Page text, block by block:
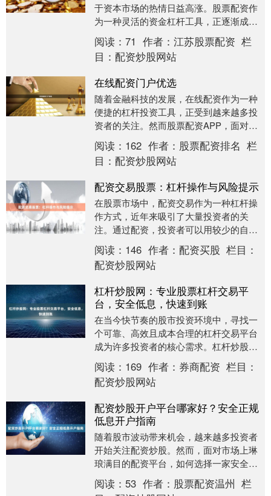
于资本市场的热情日益高涨。股票配资作
为一种灵活的资金杠杆工具，正逐渐成为
本地投资者扩大收益、优化资金配置的重
要选择。本文将为....
阅读： 71 作者： 江苏股票配资 栏
目： 配资炒股网站
在线配资门户优选
随着金融科技的发展，在线配资作为一种
便捷的杠杆投资工具，正受到越来越多投
资者的关注。然而股票配资APP，面对市
场上众多的配资平台，如何辨别真伪、选
择安全可靠的配....
阅读： 162 作者： 股票配资排名 栏
目： 配资炒股网站
配资交易股票：杠杆操作与风险提示
在股票市场中，配资交易作为一种杠杆操
作方式，近年来吸引了大量投资者的关
注。通过配资，投资者可以用较少的自有
资金撬动更大规模的交易，从而放大潜在
收益。然而，杠杆是....
阅读： 146 作者： 配资买股 栏目：
配资炒股网站
杠杆炒股网：专业股票杠杆交易平
台，安全低息，快速到账
在当今快节奏的股市投资环境中，寻找一
个可靠、高效且成本合理的杠杆交易平台
成为许多投资者的核心需求。杠杆炒股网
作为专业的股票杠杆交易平台，致力于为
投资者提供安全低....
阅读： 169 作者： 券商配资 栏目：
配资炒股网站
配资炒股开户平台哪家好？安全正规
低息开户指南
随着股市波动带来机会，越来越多投资者
开始关注配资炒股。然而，面对市场上琳
琅满目的配资平台，如何选择一家安全、
正规且低息的平台成为关键。本文将为您
提供一份全面的配....
阅读： 53 作者： 股票配资温州 栏